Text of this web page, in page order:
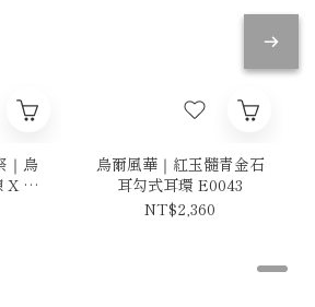
｜烏
X 耳
烏爾風華｜紅玉髓青金石
耳勾式耳環 E0043
NT$2,360